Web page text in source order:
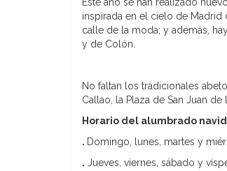
inspirada en el cielo de Madrid
calle de la moda; y además,
y de Colón.
No faltan los tradicionales
Callao, la Plaza de San Juan de
Horario del alumbrado
. Domingo, lunes, martes y
. Jueves, viernes, sábado y